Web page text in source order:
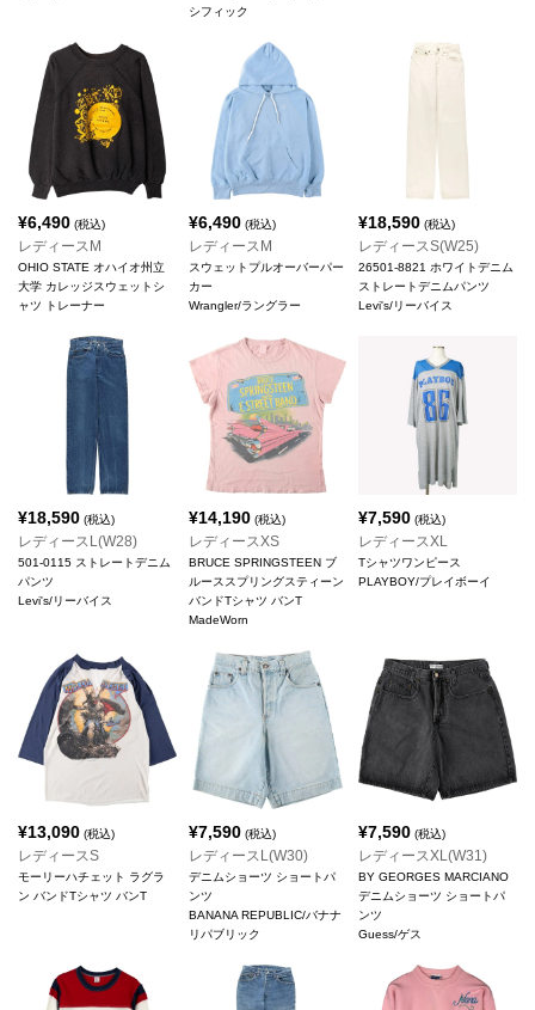
シフィック
¥6,490 (税込)
レディースM
OHIO STATE オハイオ州立
大学 カレッジスウェットシ
ャツ トレーナー
¥6,490(税込)
レディースM
スウェットプルオーバーパー
カー
Wrangler/ラングラー
¥18,590 (税込)
レディースS(W25)
26501-8821 ホワイトデニム
ストレートデニムパンツ
Levi's/リーバイス
¥18,590 (税込)
レディースL(W28)
501-0115 ストレートデニム
パンツ
Levi's/リーバイス
¥14,190(税込)
レディースXS
BRUCE SPRINGSTEEN ブ
ルーススプリングスティーン
バンドTシャツ バンT
MadeWorn
¥7,590 (税込)
レディースXL
Tシャツワンピース
PLAYBOY/プレイボーイ
¥13,090 (税込)
レディースS
モーリーハチェット ラグラ
ン バンドTシャツ バンT
¥7,590(税込)
レディースL(W30)
デニムショーツ ショートパ
ンツ
BANANA REPUBLIC/バナナ
リパブリック
¥7,590 (税込)
レディースXL(W31)
BY GEORGES MARCIANO
デニムショーツ ショートパ
ンツ
Guess/ゲス